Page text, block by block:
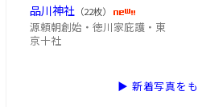
品川神社 （22枚）
源頼朝創始・徳川家庇護・東
京十社
▶ 新着写真を